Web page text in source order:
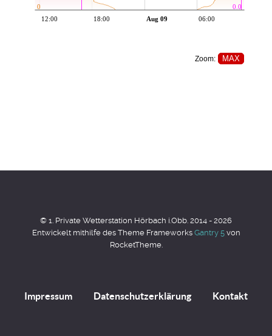
© 1. Private Wetterstation Hörbach i.Obb. 2014 - 2026
Entwickelt mithilfe des Theme Frameworks Gantry 5von
RocketTheme.
Impressum Datenschutzerklärung Kontakt